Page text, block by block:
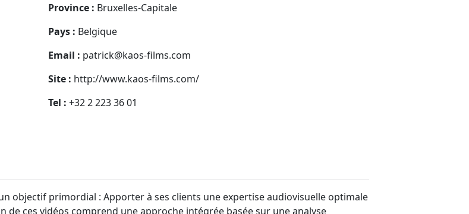
Province : Bruxelles-Capitale
Pays : Belgique
Email : patrick@kaos-films.com
Site : http://www.kaos-films.com/
Tel : +32 2 223 36 01
objectif primordial : Apporter à ses clients une expertise audiovisuelle optimale
ces vidéos comprend une approche intégrée basée sur une analyse